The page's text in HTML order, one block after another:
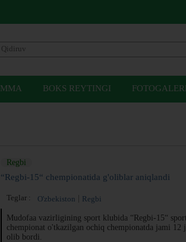
BOKS REYTINGI
Regbi
“Regbi-15“ chempionatida g'oliblar aniqlandi
Teglar : O'zbekiston Regbi
Mudofaa vazirligining sport klubida “Regbi-15“
chempionat o'tkazilgan ochiq chempionatda​ jami 12
olib bordi.